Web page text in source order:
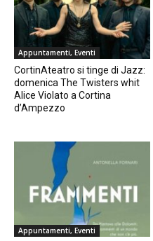
Appuntamenti, Eventi
CortinAteatro si tinge di Jazz:
domenica The Twisters whit
Alice Violato a Cortina
d’Ampezzo
Appuntamenti, Eventi